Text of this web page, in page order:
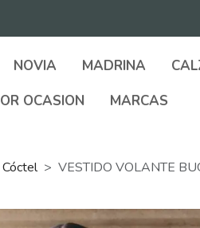
NOVIA MADRINA
OCASION MARCAS
VESTIDO VOLANTE